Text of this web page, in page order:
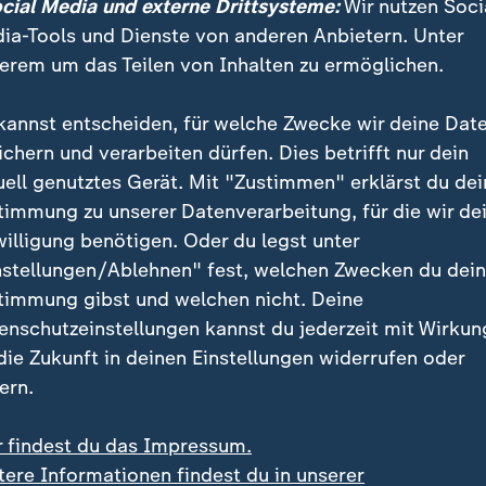
folgt dem FCB ins
Pokalfinale
5:59
DFB-Pokal:
Die Bayern fahren
nach Berlin
Video5:56
Media und externe Drittsysteme:Wir nutzen
Tools und Dienste von anderen Anbietern. Unter
um das Teilen von Inhalten zu ermöglichen.
entscheiden, für welche Zwecke wir deine
und verarbeiten dürfen. Dies betrifft nur dein
genutztes Gerät. Mit "Zustimmen" erklärst du
zu unserer Datenverarbeitung, für die wir
benötigen. Oder du legst unter
Ablehnen" fest, welchen Zwecken du
gibst und welchen nicht. Deine
kannst du jederzeit mit
Zukunft in deinen Einstellungen widerrufen oder
findest du das Impressum.
Informationen findest du in unserer